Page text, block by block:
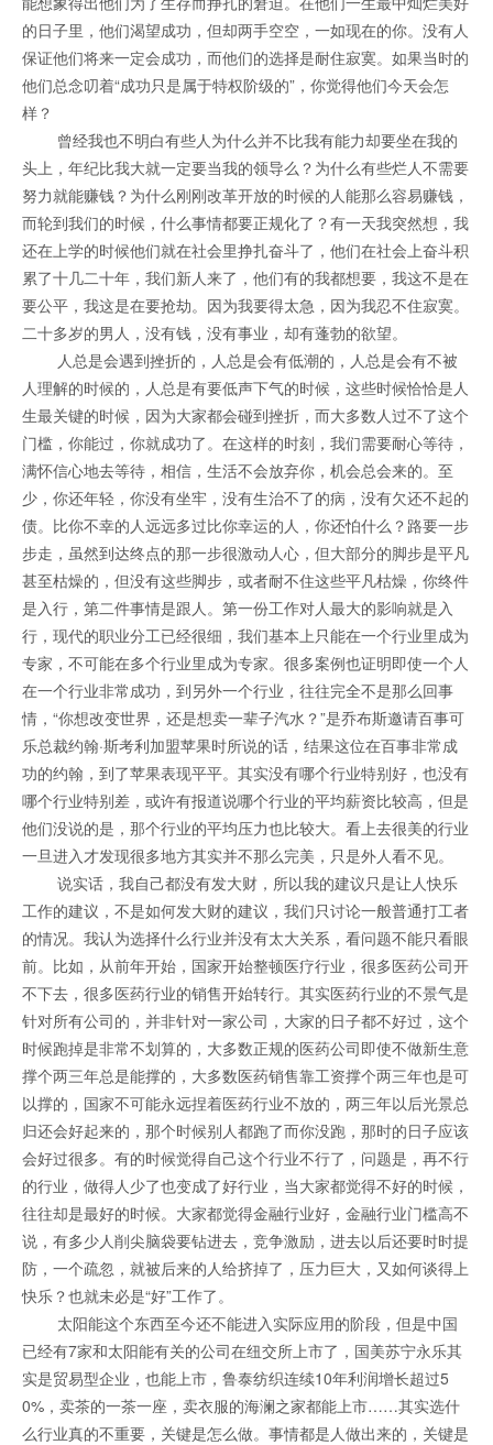
的日子里，他们渴望成功，但却两手空空，一如现在的你。没有人
保证他们将来一定会成功，而他们的选择是耐住寂寞。如果当时的
他们总念叨着“成功只是属于特权阶级的”，你觉得他们今天会怎
样？
曾经我也不明白有些人为什么并不比我有能力却要坐在我的
头上，年纪比我大就一定要当我的领导么？为什么有些烂人不需要
努力就能赚钱？为什么刚刚改革开放的时候的人能那么容易赚钱，
而轮到我们的时候，什么事情都要正规化了？有一天我突然想，我
还在上学的时候他们就在社会里挣扎奋斗了，他们在社会上奋斗积
累了十几二十年，我们新人来了，他们有的我都想要，我这不是在
要公平，我这是在要抢劫。因为我要得太急，因为我忍不住寂寞。
二十多岁的男人，没有钱，没有事业，却有蓬勃的欲望。
人总是会遇到挫折的，人总是会有低潮的，人总是会有不被
人理解的时候的，人总是有要低声下气的时候，这些时候恰恰是人
生最关键的时候，因为大家都会碰到挫折，而大多数人过不了这个
门槛，你能过，你就成功了。在这样的时刻，我们需要耐心等待，
满怀信心地去等待，相信，生活不会放弃你，机会总会来的。至
少，你还年轻，你没有坐牢，没有生治不了的病，没有欠还不起的
债。比你不幸的人远远多过比你幸运的人，你还怕什么？路要一步
步走，虽然到达终点的那一步很激动人心，但大部分的脚步是平凡
甚至枯燥的，但没有这些脚步，或者耐不住这些平凡枯燥，你终件
是入行，第二件事情是跟人。第一份工作对人最大的影响就是入
行，现代的职业分工已经很细，我们基本上只能在一个行业里成为
专家，不可能在多个行业里成为专家。很多案例也证明即使一个人
在一个行业非常成功，到另外一个行业，往往完全不是那么回事
情，“你想改变世界，还是想卖一辈子汽水？”是乔布斯邀请百事可
乐总裁约翰·斯考利加盟苹果时所说的话，结果这位在百事非常成
功的约翰，到了苹果表现平平。其实没有哪个行业特别好，也没有
哪个行业特别差，或许有报道说哪个行业的平均薪资比较高，但是
他们没说的是，那个行业的平均压力也比较大。看上去很美的行业
一旦进入才发现很多地方其实并不那么完美，只是外人看不见。
说实话，我自己都没有发大财，所以我的建议只是让人快乐
工作的建议，不是如何发大财的建议，我们只讨论一般普通打工者
的情况。我认为选择什么行业并没有太大关系，看问题不能只看眼
前。比如，从前年开始，国家开始整顿医疗行业，很多医药公司开
不下去，很多医药行业的销售开始转行。其实医药行业的不景气是
针对所有公司的，并非针对一家公司，大家的日子都不好过，这个
时候跑掉是非常不划算的，大多数正规的医药公司即使不做新生意
撑个两三年总是能撑的，大多数医药销售靠工资撑个两三年也是可
以撑的，国家不可能永远捏着医药行业不放的，两三年以后光景总
归还会好起来的，那个时候别人都跑了而你没跑，那时的日子应该
会好过很多。有的时候觉得自己这个行业不行了，问题是，再不行
的行业，做得人少了也变成了好行业，当大家都觉得不好的时候，
往往却是最好的时候。大家都觉得金融行业好，金融行业门槛高不
说，有多少人削尖脑袋要钻进去，竞争激励，进去以后还要时时提
防，一个疏忽，就被后来的人给挤掉了，压力巨大，又如何谈得上
快乐？也就未必是“好”工作了。
太阳能这个东西至今还不能进入实际应用的阶段，但是中国
已经有7家和太阳能有关的公司在纽交所上市了，国美苏宁永乐其
实是贸易型企业，也能上市，鲁泰纺织连续10年利润增长超过5
0%，卖茶的一茶一座，卖衣服的海澜之家都能上市……其实选什
么行业真的不重要，关键是怎么做。事情都是人做出来的，关键是